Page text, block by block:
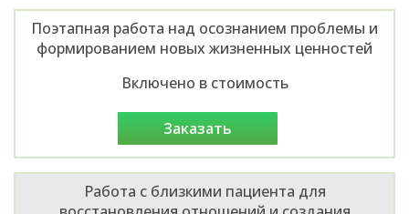
Поэтапная работа над осознанием проблемы и
формированием новых жизненных ценностей
Включено в стоимость
заказать
Работа с близкими пациента для